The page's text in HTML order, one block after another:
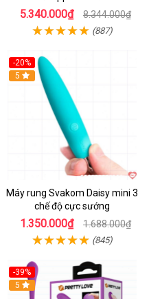
5.340.000₫ 8.344.000₫
(887)
-20%
5
Máy rung Svakom Daisy mini 3
chế độ cực sướng
1.350.000₫ 1.688.000₫
(845)
-39%
Hot
5